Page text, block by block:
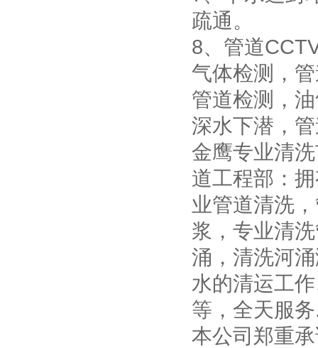
疏通。
8、管道
气体检测，
管道检测，
深水下潜，
金鹰专业清
道工程部：
业管道清洗
浆，专业清
涌，清洗河
水的清运工
等，全天服
本公司郑重